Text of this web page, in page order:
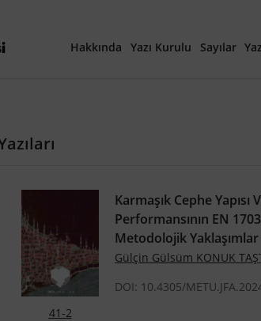
Hakkında Yazı Kurulu Sayılar
40. Yıl
41-2
Karmaşık Cephe
Performansının EN
Metodolojik Yaklaşımlar
Gülçin Gülsüm KONUK
DOI: 10.4305/